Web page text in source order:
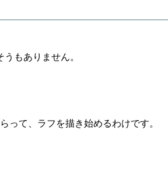
もありません。
って、ラフを描き始めるわけです。